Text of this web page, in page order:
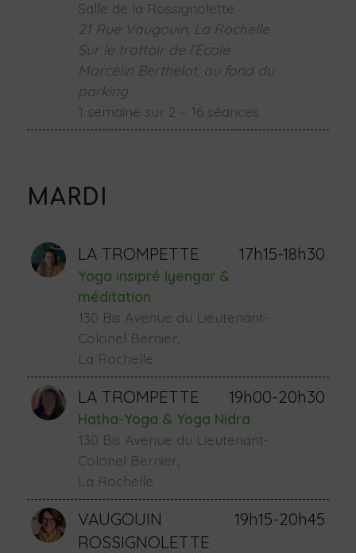
Salle de la Rossignolette
21 Rue Vaugouin, La Rochelle
Sur le trottoir de l’École
Marcelin Berthelot, au fond du
parking
1 semaine sur 2 – 16 séances
MARDI
LA TROMPETTE 17h15-18h30
Yoga insipré Iyengar &
méditation
130 Bis Avenue du Lieutenant-
Colonel Bernier,
La Rochelle
LA TROMPETTE 19h00-20h30
Hatha-Yoga & Yoga Nidra
130 Bis Avenue du Lieutenant-
Colonel Bernier,
La Rochelle
VAUGOUIN
ROSSIGNOLETTE
19h15-20h45